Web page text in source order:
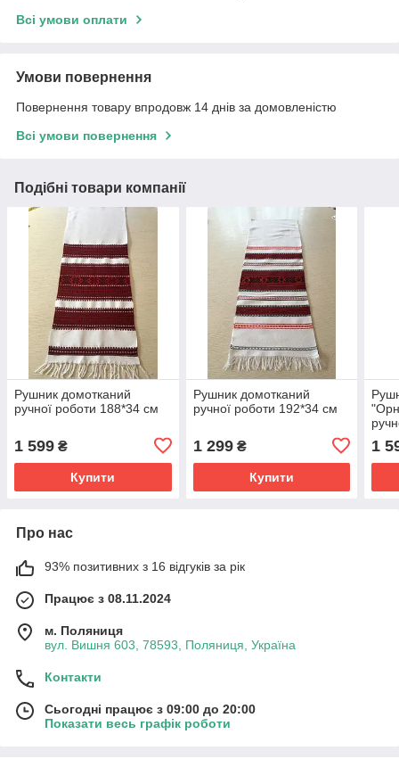
Всі умови оплати
Умови повернення
Повернення товару впродовж 14 днів за домовленістю
Всі умови повернення
Подібні товари компанії
Рушник домотканий
ручної роботи 188*34 см
1 599 ₴
Купити
Рушник домотканий
ручної роботи 192*34 см
1 299₴
Купити
1
Про нас
93% позитивних з 16 відгуків за рік
Працює з 08.11.2024
м. Поляниця
вул. Вишня 603, 78593, Поляниця, Україна
Контакти
Сьогодні працює з 09:00 до 20:00
Показати весь графік роботи